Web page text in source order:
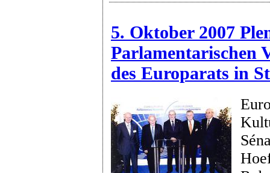
5. Oktober 2007
Parlamentarischen
des Europarats in